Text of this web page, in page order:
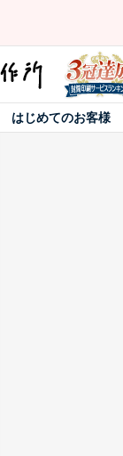
はじめてのお客様